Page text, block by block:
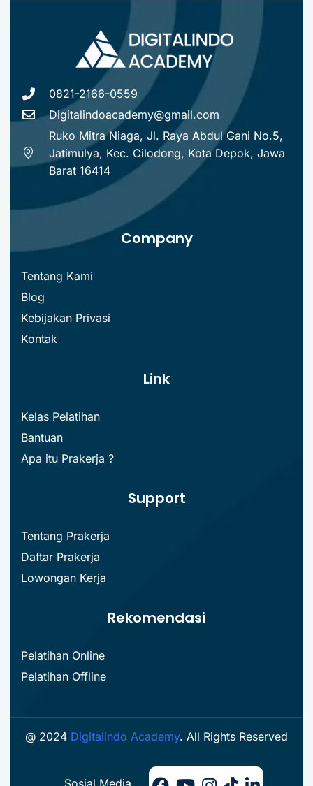
0821-2166-0559
Digitalindoacademy@gmail.com
Ruko Mitra Niaga, Jl. Raya Abdul Gani No.5,
Jatimulya, Kec. Cilodong, Kota Depok, Jawa
Barat 16414
Company
Tentang Kami
Blog
Kebijakan Privasi
Kontak
Link
Kelas Pelatihan
Bantuan
Apa itu Prakerja ?
Support
Tentang Prakerja
Daftar Prakerja
Lowongan Kerja
Rekomendasi
Pelatihan Online
Pelatihan Offline
@ 2024 Digitalindo Academy. All Rights Reserved